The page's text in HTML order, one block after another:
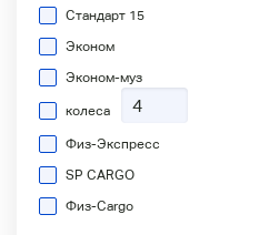
Стандарт 15
Эконом
Эконом-муз
колеса
Физ-Экспресс
SP CARGO
Физ-Сargo